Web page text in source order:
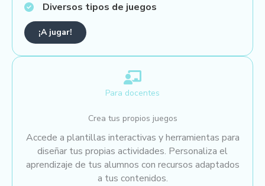
Diversos tipos de juegos
¡A jugar!
Para docentes
Crea tus propios juegos
Accede a plantillas interactivas y herramientas para
diseñar tus propias actividades. Personaliza el
aprendizaje de tus alumnos con recursos adaptados
a tus contenidos.